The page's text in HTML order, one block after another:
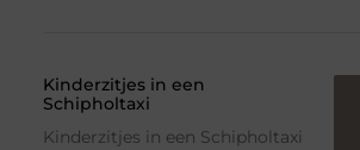
Kinderzitjes in een
Schipholtaxi
Kinderzitjes in een Schipholtaxi